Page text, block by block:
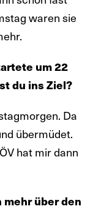
waren sie
um 22
du ins Ziel?
Da
übermüdet.
hat mir dann
über den